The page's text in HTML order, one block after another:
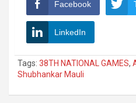
Facebook
LinkedIn
Tags: 38TH NATIONAL GAMES,
Shubhankar Mauli